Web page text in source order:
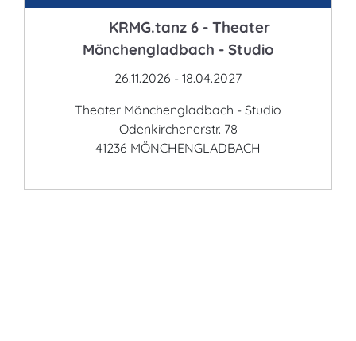
KRMG.tanz 6 - Theater
Mönchengladbach - Studio
26.11.2026 - 18.04.2027
Theater Mönchengladbach - Studio
Odenkirchenerstr. 78
41236 MÖNCHENGLADBACH